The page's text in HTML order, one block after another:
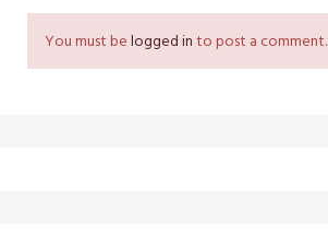
You must belogged into post a comment.